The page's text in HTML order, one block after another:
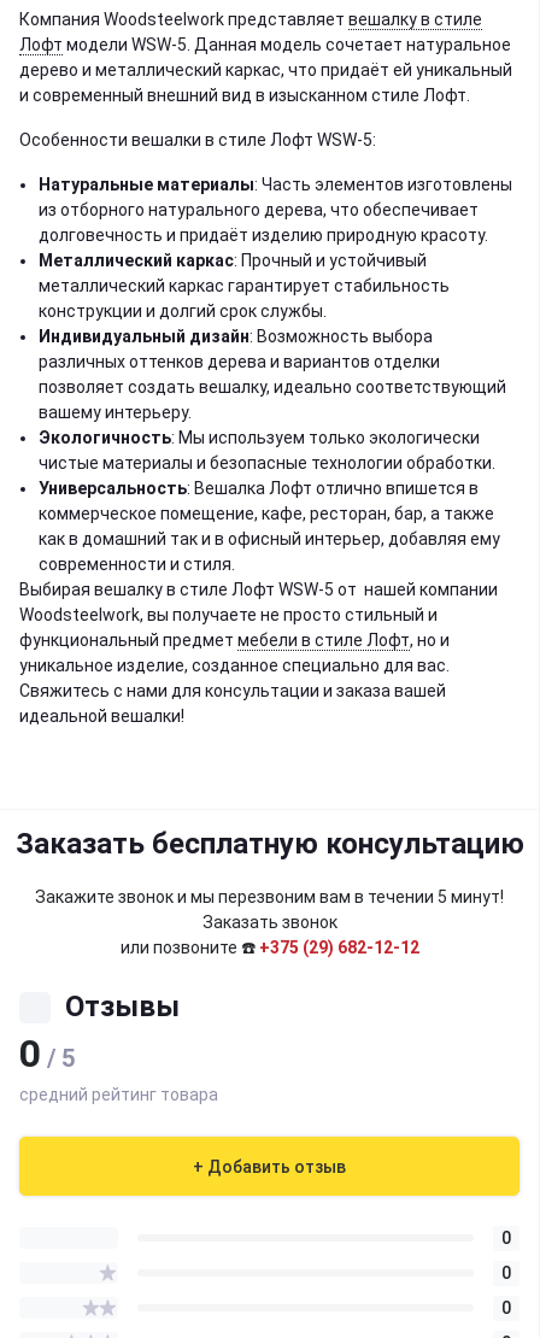
Компания Woodsteelwork представляет вешалку в стиле
Лофт модели WSW-5. Данная модель сочетает натуральное
дерево и металлический каркас, что придаёт ей уникальный
и современный внешний вид в изысканном стиле Лофт.
Особенности вешалки в стиле Лофт WSW-5:
Натуральные материалы: Часть элементов изготовлены
из отборного натурального дерева, что обеспечивает
долговечность и придаёт изделию природную красоту.
Металлический каркас: Прочный и устойчивый
металлический каркас гарантирует стабильность
конструкции и долгий срок службы.
Индивидуальный дизайн: Возможность выбора
различных оттенков дерева и вариантов отделки
позволяет создать вешалку, идеально соответствующий
вашему интерьеру.
Экологичность: Мы используем только экологически
чистые материалы и безопасные технологии обработки.
Универсальность: Вешалка Лофт отлично впишется в
коммерческое помещение, кафе, ресторан, бар, а также
как в домашний так и в офисный интерьер, добавляя ему
современности и стиля.
Выбирая вешалку в стиле Лофт WSW-5 от нашей компании
Woodsteelwork, вы получаете не просто стильный и
функциональный предмет мебели в стиле Лофт, но и
уникальное изделие, созданное специально для вас.
Свяжитесь с нами для консультации и заказа вашей
идеальной вешалки!
Заказать бесплатную консультацию
Закажите звонок и мы перезвоним вам в течении 5 минут!
Заказать звонок
или позвоните ☎️ +375 (29) 682-12-12
Отзывы
0 / 5
средний рейтинг товара
+ Добавить отзыв
0
0
0